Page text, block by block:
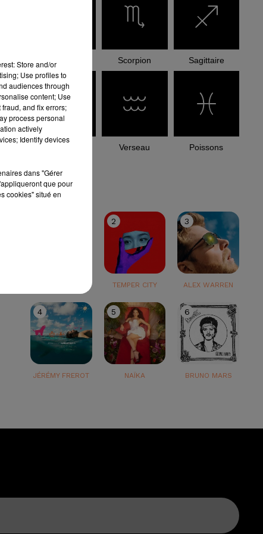
Balance Scorpion Sagittaire
Verseau Poissons
le top
2
TEMPER CITY
3
ALEX WARREN
4
JÉRÉMY FREROT
5
NAÏKA
6
BRUNO MARS
Store and/or
Use profiles to
audiences through
content; Use
and fix errors;
process personal
actively
Identify devices
dans "Gérer
que pour
cookies" situé en